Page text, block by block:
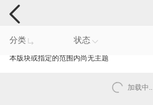
手机反馈
分类 状态
本版块或指定的范围内尚无主题
加载中..